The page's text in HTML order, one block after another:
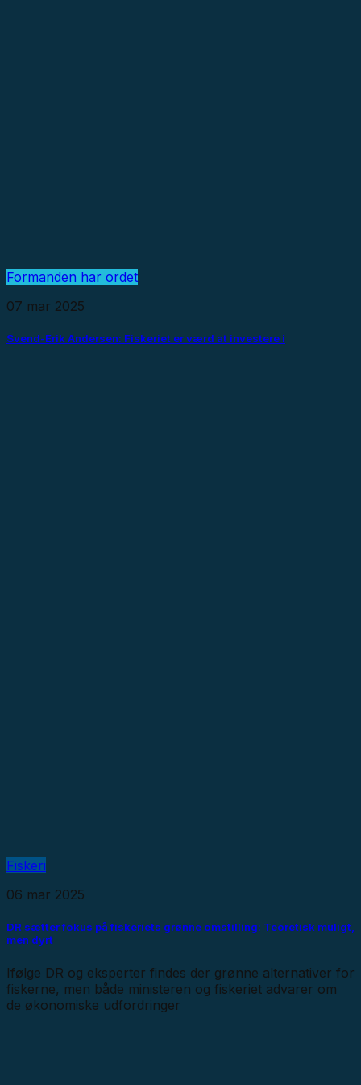
Formanden har ordet
07 mar 2025
Svend-Erik Andersen: Fiskeriet er værd at investere i
Fiskeri
06 mar 2025
DR sætter fokus på fiskeriets grønne omstilling: Teoretisk muligt,
men dyrt
Ifølge DR og eksperter findes der grønne alternativer for
fiskerne, men både ministeren og fiskeriet advarer om
de økonomiske udfordringer